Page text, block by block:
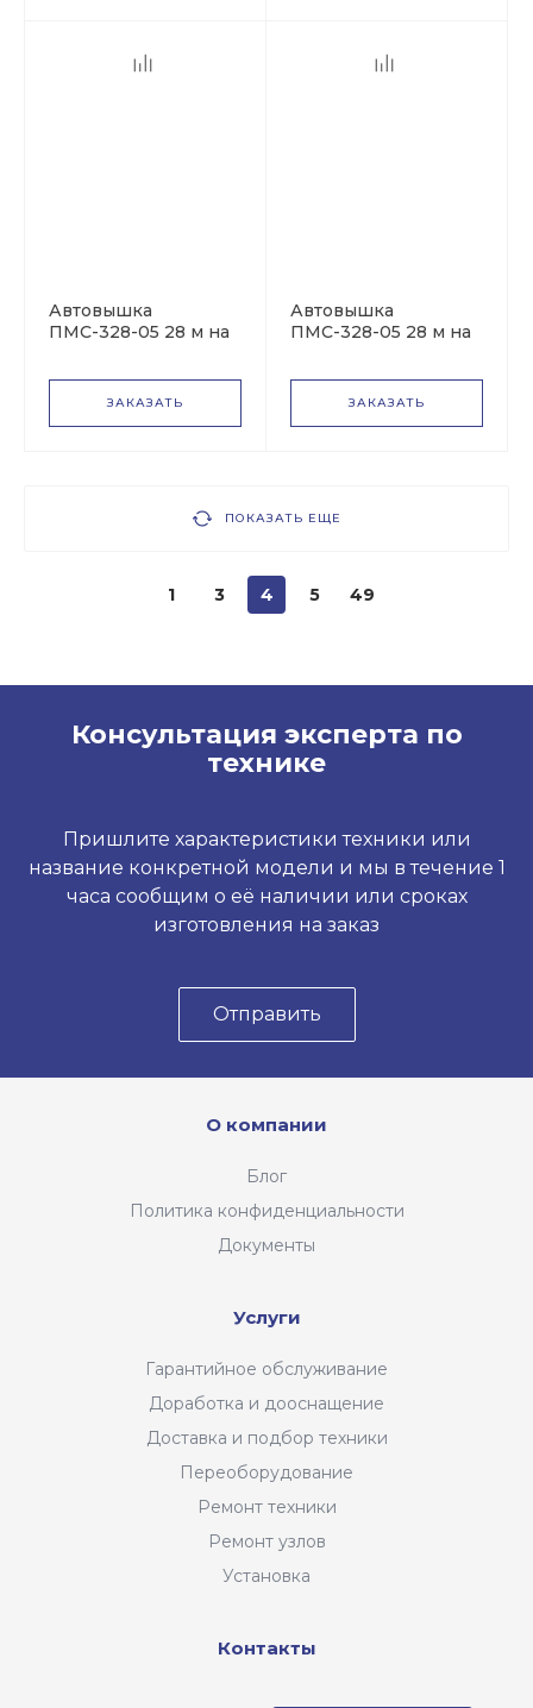
Автовышка
ПМС-328-05 28 м на
ЗАКАЗАТЬ
Автовышка
ПМС-328-05 28 м на
ЗАКАЗАТЬ
ПОКАЗАТЬ ЕЩЕ
1 3 4 5 49
Консультация эксперта по
технике
Пришлите характеристики техники или
название конкретной модели и мы в течение 1
часа сообщим о её наличии или сроках
изготовления на заказ
Отправить
О компании
Блог
Политика конфиденциальности
Документы
Услуги
Гарантийное обслуживание
Доработка и дооснащение
Доставка и подбор техники
Переоборудование
Ремонт техники
Ремонт узлов
Установка
Контакты